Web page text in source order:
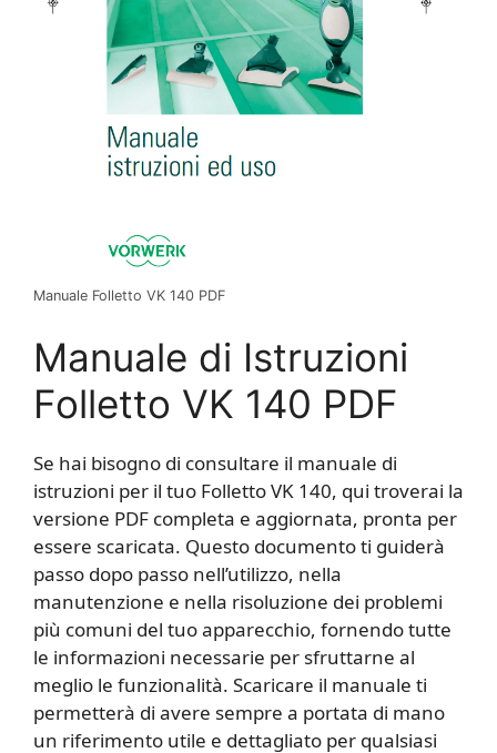
Manuale Folletto VK 140 PDF
Manuale di Istruzioni
Folletto VK 140 PDF
Se hai bisogno di consultare il manuale di
istruzioni per il tuo Folletto VK 140, qui troverai la
versione PDF completa e aggiornata, pronta per
essere scaricata. Questo documento ti guiderà
passo dopo passo nell’utilizzo, nella
manutenzione e nella risoluzione dei problemi
più comuni del tuo apparecchio, fornendo tutte
le informazioni necessarie per sfruttarne al
meglio le funzionalità. Scaricare il manuale ti
permetterà di avere sempre a portata di mano
un riferimento utile e dettagliato per qualsiasi